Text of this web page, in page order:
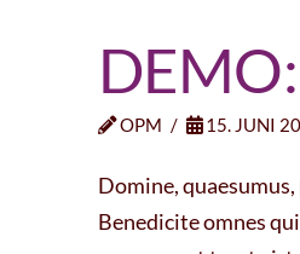
OPM 15. JUNI
Domine,
Benedicite omnes